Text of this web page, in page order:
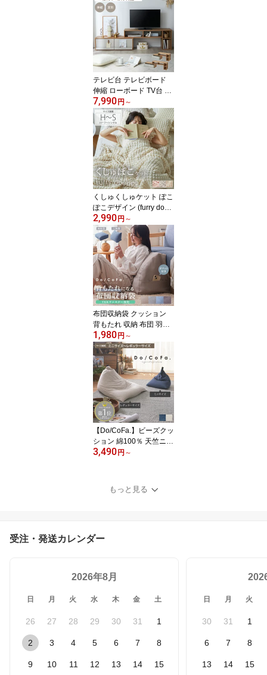
容量 リビング ラック 本
棚 書棚 おしゃれ シンプ
ル リビングボード 韓国
ナチュラル 可動棚 コン
パクト 省スペース 北欧
テレビ台 テレビボード
伸縮 ローボード TV台 コ
ーナー 木目調 ナチュラ
ルモダン 79cm 99cm AV
ラック リビングボード
おしゃれ シンプル L字型
オープン スリム ワイド
大容量 収納棚 引き出し
一人暮らし ワンルーム
かわいい 省スペース 32
インチ 43インチ ◆
7,990 円 ～
くしゅくしゅケット ぽこ
ぽこデザイン (furry doud
ou./ファーリードゥドゥ)
ポップコーン生地 とろけ
る マシュマロ タオルケ
ット ガーゼケット 夏用
のびのび おしゃれ かわ
いい 韓国インテリア 年
中 もこもこ ひざ掛け ハ
ーフ シングル
2,990 円 ～
布団収納袋 クッション
背もたれ 収納 布団 羽毛
布団 毛布 ブランケット
衣替え 足置き シンプル
三角 四角 くすみカラー
ニュアンスカラー 持ち手
付き 洗える 新生活 一人
暮らし ワンルーム ドコ
ファ【Do/CoFa.】
1,980 円 ～
【Do/CoFa.】ビーズクッ
ション 綿100％ 天竺ニッ
ト生地 カバーが洗える
ョン おしゃれ 天然素材
人をダメにする 抱き枕
m
3,490 円 ～
もっと見る
受注・発送カレンダー
2026年8月
日 月 火 水 木 金 土
26 27 28 29 30 31 1
2 3 4 5 6 7 8
9 10 11 12 13 14 15
日 月 火
30 31 1
6 7 8
13 14 15